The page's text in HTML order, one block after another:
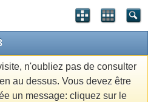
n'oubliez pas de consulter
au dessus. Vous devez être
un message: cliquez sur le